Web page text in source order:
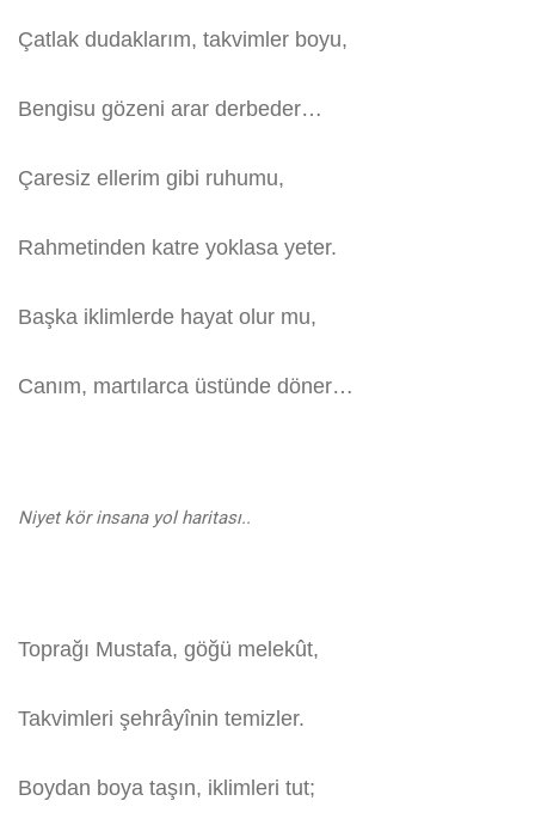
Çatlak dudaklarım, takvimler boyu,
Bengisu gözeni arar derbeder…
Çaresiz ellerim gibi ruhumu,
Rahmetinden katre yoklasa yeter.
Başka iklimlerde hayat olur mu,
Canım, martılarca üstünde döner…
Niyet kör insana yol haritası..
Toprağı Mustafa, göğü melekût,
Takvimleri şehrâyînin temizler.
Boydan boya taşın, iklimleri tut;